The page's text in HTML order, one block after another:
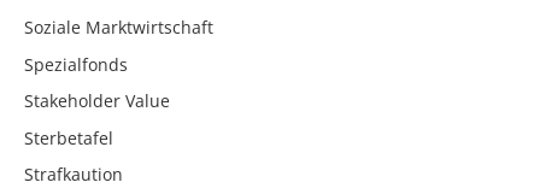
Soziale Marktwirtschaft
Spezialfonds
Stakeholder Value
Sterbetafel
Strafkaution